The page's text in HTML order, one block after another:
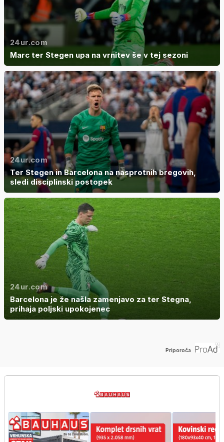
24ur.com
Marc ter Stegen upa na vrnitev še v tej sezoni
24ur.com
Ter Stegen in Barcelona na nasprotnih bregovih,
sledi disciplinski postopek
24ur.com
Barcelona je že našla zamenjavo za ter Stegna,
prihaja poljski upokojenec
Priporoča